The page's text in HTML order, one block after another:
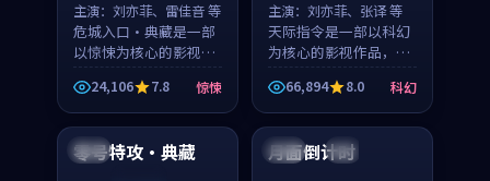
主演： 刘亦菲、雷佳音 等
危城入口·典藏是一部
以惊悚为核心的影视作
品，围绕危机、反转与
人物成长展开，整体节
奏紧凑，值得推荐观
看。
24,106 7.8 惊悚
主演： 刘亦菲、张译 等
天际指令是一部以科幻
为核心的影视作品，围
绕危机、反转与人物成
长展开，整体节奏紧
凑，值得推荐观看。
66,894 8.0 科幻
美国
零号特攻·典藏 中国 4K
月面倒计时